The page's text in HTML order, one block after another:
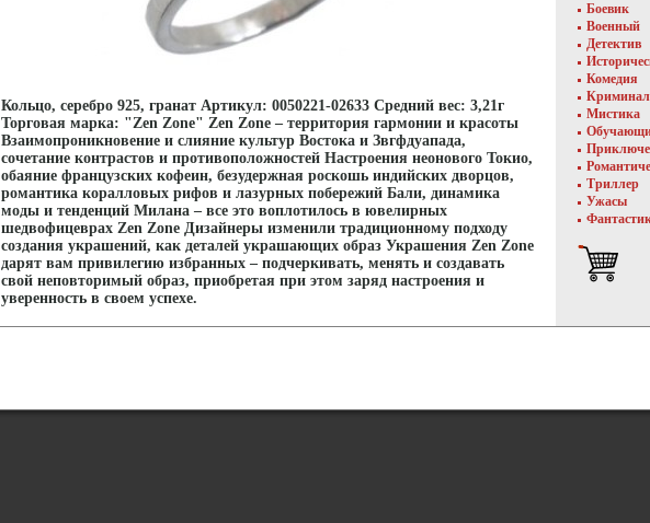
Кольцо, серебро 925, гранат Артикул: 0050221-02633 Средний вес: 3,21г
Торговая марка: "Zen Zone" Zen Zone – территория гармонии и красоты
Взаимопроникновение и слияние культур Востока и Звгфдуапада,
сочетание контрастов и противоположностей Настроения неонового Токио,
обаяние французских кофеин, безудержная роскошь индийских дворцов,
романтика коралловых рифов и лазурных побережий Бали, динамика
моды и тенденций Милана – все это воплотилось в ювелирных
шедвофицеврах Zen Zone Дизайнеры изменили традиционному подходу
создания украшений, как деталей украшающих образ Украшения Zen Zone
дарят вам привилегию избранных – подчеркивать, менять и создавать
свой неповторимый образ, приобретая при этом заряд настроения и
уверенность в своем успехе.
Боевик
Военный
Детектив
Комедия
Мистика
Триллер
Ужасы